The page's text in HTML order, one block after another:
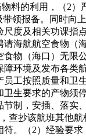
料的利用，（2
领报备。同时
度及相关功课
海航航空食物
物（海口）无
环境及发布各
工按照质量和卫
生要求的产物
制，安插、落
查抄该航班其他
。（2）经验要